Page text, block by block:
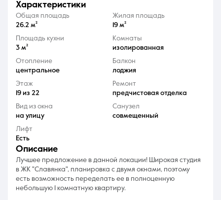
8 (861) 297-00-00
Ежедневно с 08:30 до 20:00
характеристики
Общая площадь
26.2 м²
Жилая площадь
19 м²
Площадь кухни
3 м²
Комнаты
изолированная
Отопление
центральное
Балкон
лоджия
Этаж
19 из 22
Ремонт
предчистовая отделка
Вид из окна
на улицу
Санузел
совмещенный
Лифт
Есть
описание
Лучшее предложение в данной локации! Широкая студия
в ЖК "Славянка", планировка с двумя окнами, поэтому
есть возможность переделать ее в полноценную
небольшую 1 комнатную квартиру.